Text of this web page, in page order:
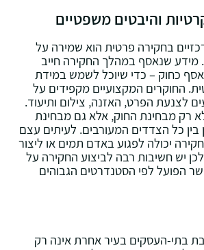
והיבטים משפטיים
בחקירה פרטית הוא שמירה על
מידע שנאסף במהלך החקירה חייב
כחוק – כדי שיוכל לשמש במידת
החוקרים המקצועיים מקפידים על
לצנעת הפרט‚ האזנה‚ צילום ותיעוד.
רק מבחינת החוק‚ אלא גם מבחינת
בין כל הצדדים המעורבים. לעיתים עצם
יכולה לפגוע באדם תמים או ליצור
יש חשיבות רבה לביצוע החקירה על
הפועל לפי הסטנדרטים הגבוהים
בתי-העסקים בעיר אחרת אינה רק